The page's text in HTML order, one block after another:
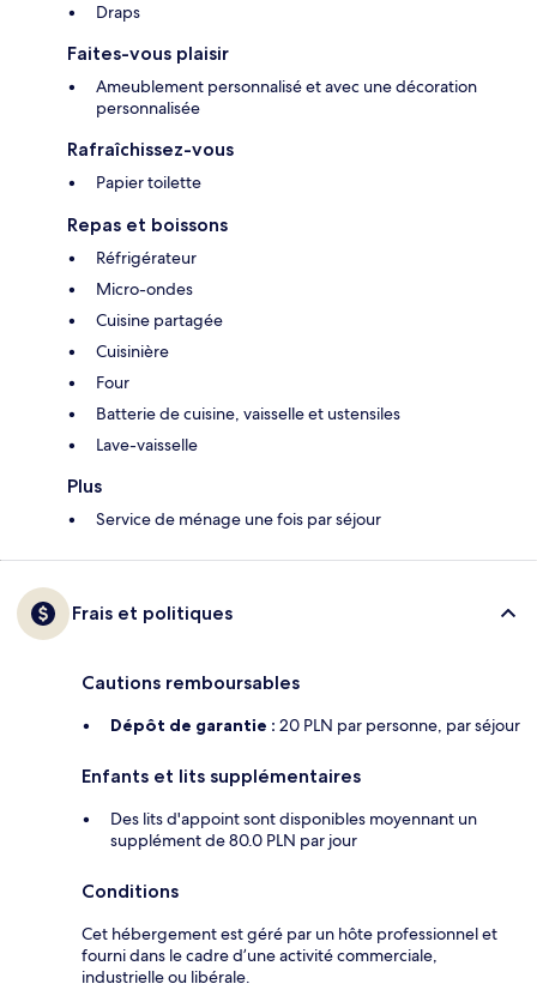
Draps
Faites-vous plaisir
Ameublement personnalisé et avec une décoration
personnalisée
Rafraîchissez-vous
Papier toilette
Repas et boissons
Réfrigérateur
Micro-ondes
Cuisine partagée
Cuisinière
Four
Batterie de cuisine, vaisselle et ustensiles
Lave-vaisselle
Plus
Service de ménage une fois par séjour
Frais et politiques
Cautions remboursables
Dépôt de garantie : 20 PLN par personne, par séjour
Enfants et lits supplémentaires
Des lits d'appoint sont disponibles moyennant un
supplément de 80.0 PLN par jour
Conditions
Cet hébergement est géré par un hôte professionnel et
fourni dans le cadre d’une activité commerciale,
industrielle ou libérale.